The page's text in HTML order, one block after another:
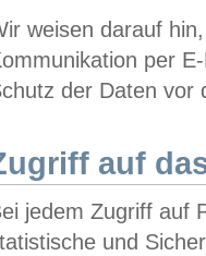
weisen darauf
per
der Daten vor
auf
jedem Zugriff auf
und